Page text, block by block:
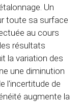
Un
toute sa surface
au cours
résultats
la variation des
une diminution
l'incertitude de
augmente la